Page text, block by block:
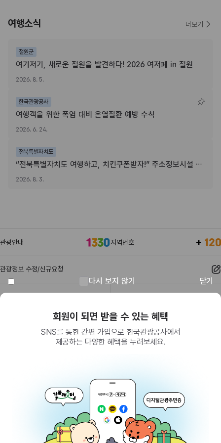
여행소식
철원군
여기저기, 새로운 철원을 발견하다! 2026 여저페 in 철원
2026. 8. 5.
한국관광공사
여행객을 위한 폭염 대비 온열질환 예방 수칙
2026. 6. 24.
전북특별자치도
“전북특별자치도 여행하고, 치킨쿠폰받자!” 주소정보시설 SNS 인증이벤트
2026. 8. 3.
더보기
다시 보지 않기 닫기
회원이 되면 받을 수 있는 혜택
SNS를 통한 간편 가입으로 한국관광공사에서
제공하는 다양한 혜택을 누려보세요.
관광안내 지역번호
관광정보 수정/신규요청
관광정보
202-81-50707
통신판매업신고
제2009-서울중구-1234호